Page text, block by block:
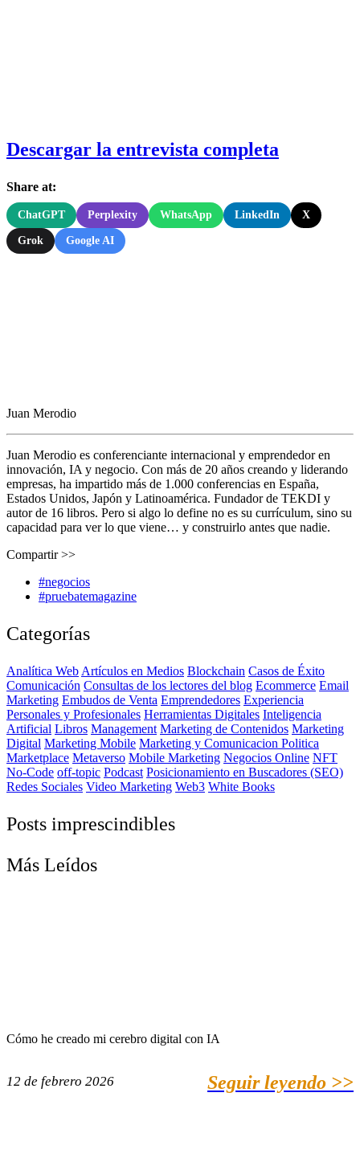
Descargar la entrevista completa
Share at:
ChatGPT Perplexity WhatsApp LinkedIn X
Grok Google AI
Juan Merodio
Juan Merodio es conferenciante internacional y emprendedor en
innovación, IA y negocio. Con más de 20 años creando y liderando
empresas, ha impartido más de 1.000 conferencias en España,
Estados Unidos, Japón y Latinoamérica. Fundador de TEKDI y
autor de 16 libros. Pero si algo lo define no es su currículum, sino su
capacidad para ver lo que viene… y construirlo antes que nadie.
Compartir >>
#negocios
#pruebatemagazine
Categorías
Analítica Web Artículos en Medios Blockchain Casos de Éxito
Comunicación Consultas de los lectores del blog Ecommerce Email
Marketing Embudos de Venta Emprendedores Experiencia
Personales y Profesionales Herramientas Digitales Inteligencia
Artificial Libros Management Marketing de Contenidos Marketing
Digital Marketing Mobile Marketing y Comunicacion Politica
Marketplace Metaverso Mobile Marketing Negocios Online NFT
No-Code off-topic Podcast Posicionamiento en Buscadores (SEO)
Redes Sociales Video Marketing Web3 White Books
Posts imprescindibles
Más Leídos
Cómo he creado mi cerebro digital con IA
12 de febrero 2026 Seguir leyendo >>